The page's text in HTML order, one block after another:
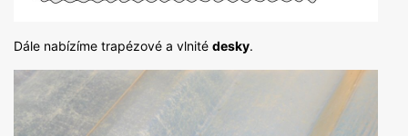
Dále nabízíme trapézové a vlnité desky.